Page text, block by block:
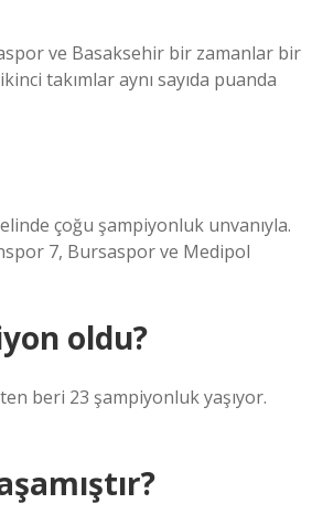
ve Basaksehir bir zamanlar bir
takımlar aynı sayıda puanda
çoğu şampiyonluk unvanıyla.
7, Bursaspor ve Medipol
oldu?
beri 23 şampiyonluk yaşıyor.